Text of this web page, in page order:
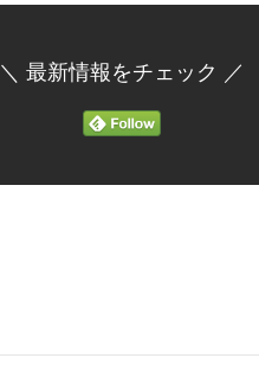
＼ 最新情報をチェック ／